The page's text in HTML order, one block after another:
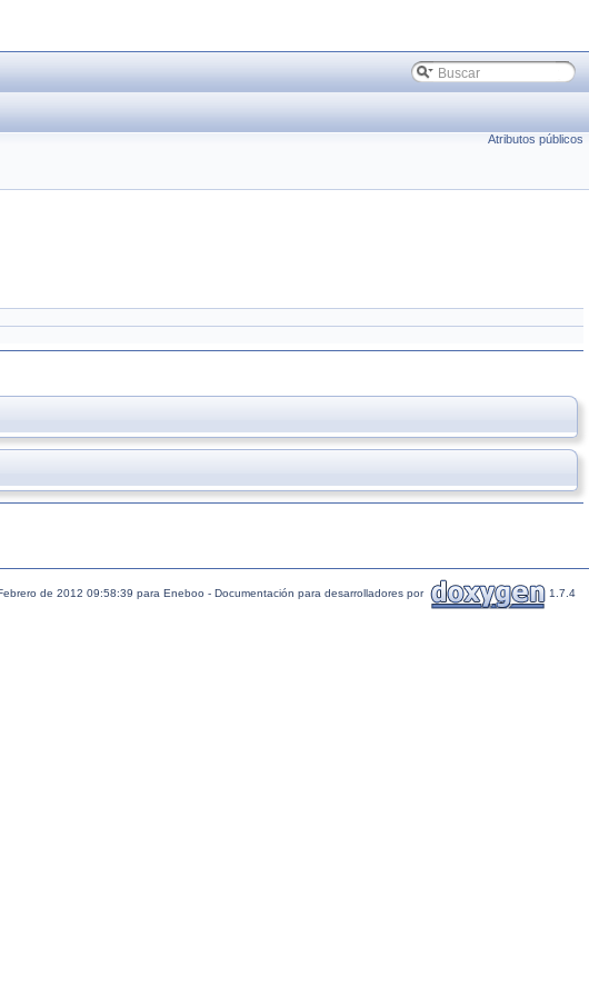
Atributos públicos
de 2012 09:58:39 para Eneboo - Documentación para desarrolladores por 1.7.4